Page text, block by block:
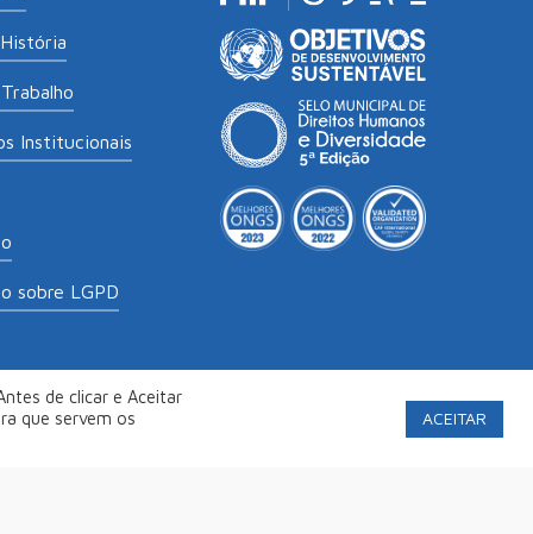
Institucionais
sobre LGPD
. Política de Privacidade
de clicar e Aceitar
que servem os
ACEITAR